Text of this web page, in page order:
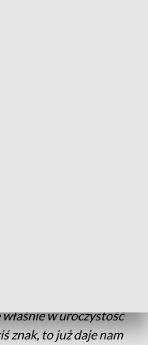
w uroczystość
znak, to już daje nam